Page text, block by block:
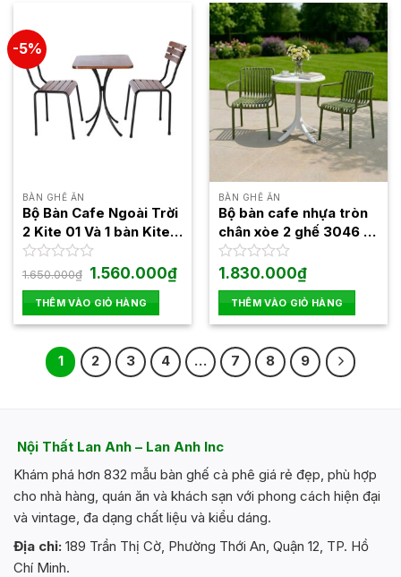
-5%
BÀN GHẾ ĂN
Bộ Bàn Cafe Ngoài Trời
2 Kite 01 Và 1 bàn Kite
01
Được
hạng
0
5
1.650.000₫ Giá
gốc
là:
1.650.000₫.
1.560.000₫Giá
hiện
1.560.000₫.
THÊM VÀO GIỎ HÀNG
BÀN GHẾ ĂN
Bộ bàn cafe nhựa tròn
chân xòe 2 ghế 3046 1
bàn 3055
Được
hạng
0
5
1.830.000₫
THÊM VÀO GIỎ HÀNG
1 2 3 4 … 7 8 9
Nội Thất Lan Anh – Lan Anh Inc
Khám phá hơn 832 mẫu bàn ghế cà phê giá rẻ đẹp, phù hợp
cho nhà hàng, quán ăn và khách sạn với phong cách hiện đại
và vintage, đa dạng chất liệu và kiểu dáng.
Địa chỉ: 189 Trần Thị Cờ, Phường Thới An, Quận 12, TP. Hồ
Chí Minh.